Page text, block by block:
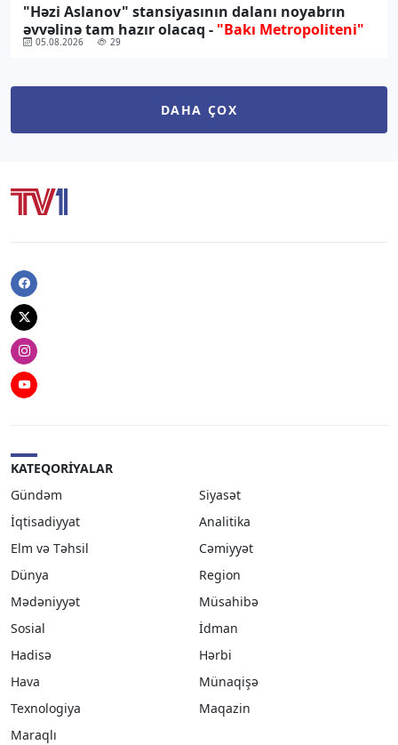
"Həzi Aslanov" stansiyasının dalanı noyabrın
əvvəlinə tam hazır olacaq - "Bakı Metropoliteni"
05.08.2026 29
DAHA ÇOX
Facebook
Twitter
Instagram
Youtube
KATEQORIYALAR
Gündəm
Siyasət
İqtisadiyyat
Analitika
Elm və Təhsil
Cəmiyyət
Dünya
Region
Mədəniyyət
Müsahibə
Sosial
İdman
Hadisə
Hərbi
Hava
Münaqişə
Texnologiya
Maqazin
Maraqlı